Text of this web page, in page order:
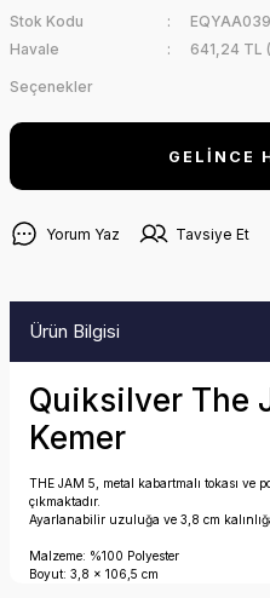
Stok Kodu
Havale
641,24 TL
Seçenekler
GELİNCE
Yorum Yaz Tavsiye Et
Ürün Bilgisi
Quiksilver The
Kemer
THE JAM 5, metal kabartmalı tokası ve
çıkmaktadır.
Ayarlanabilir uzuluğa ve 3,8 cm
Malzeme: %100 Polyester
Boyut: 3,8 x 106,5 cm